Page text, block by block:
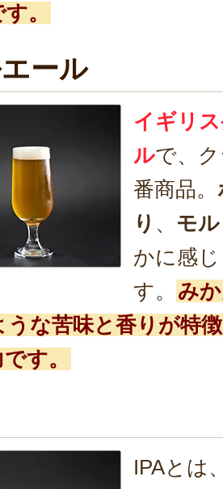
。
ール
イギリ
ルで、
番商品。
り 、 モ
かに感
す。
み
うな苦味と香りが特
す。
IPAとは